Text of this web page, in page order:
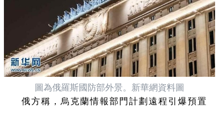
圖為俄羅斯國防部外景。新華網資料圖
俄方稱，烏克蘭情報部門計劃遠程引爆預置